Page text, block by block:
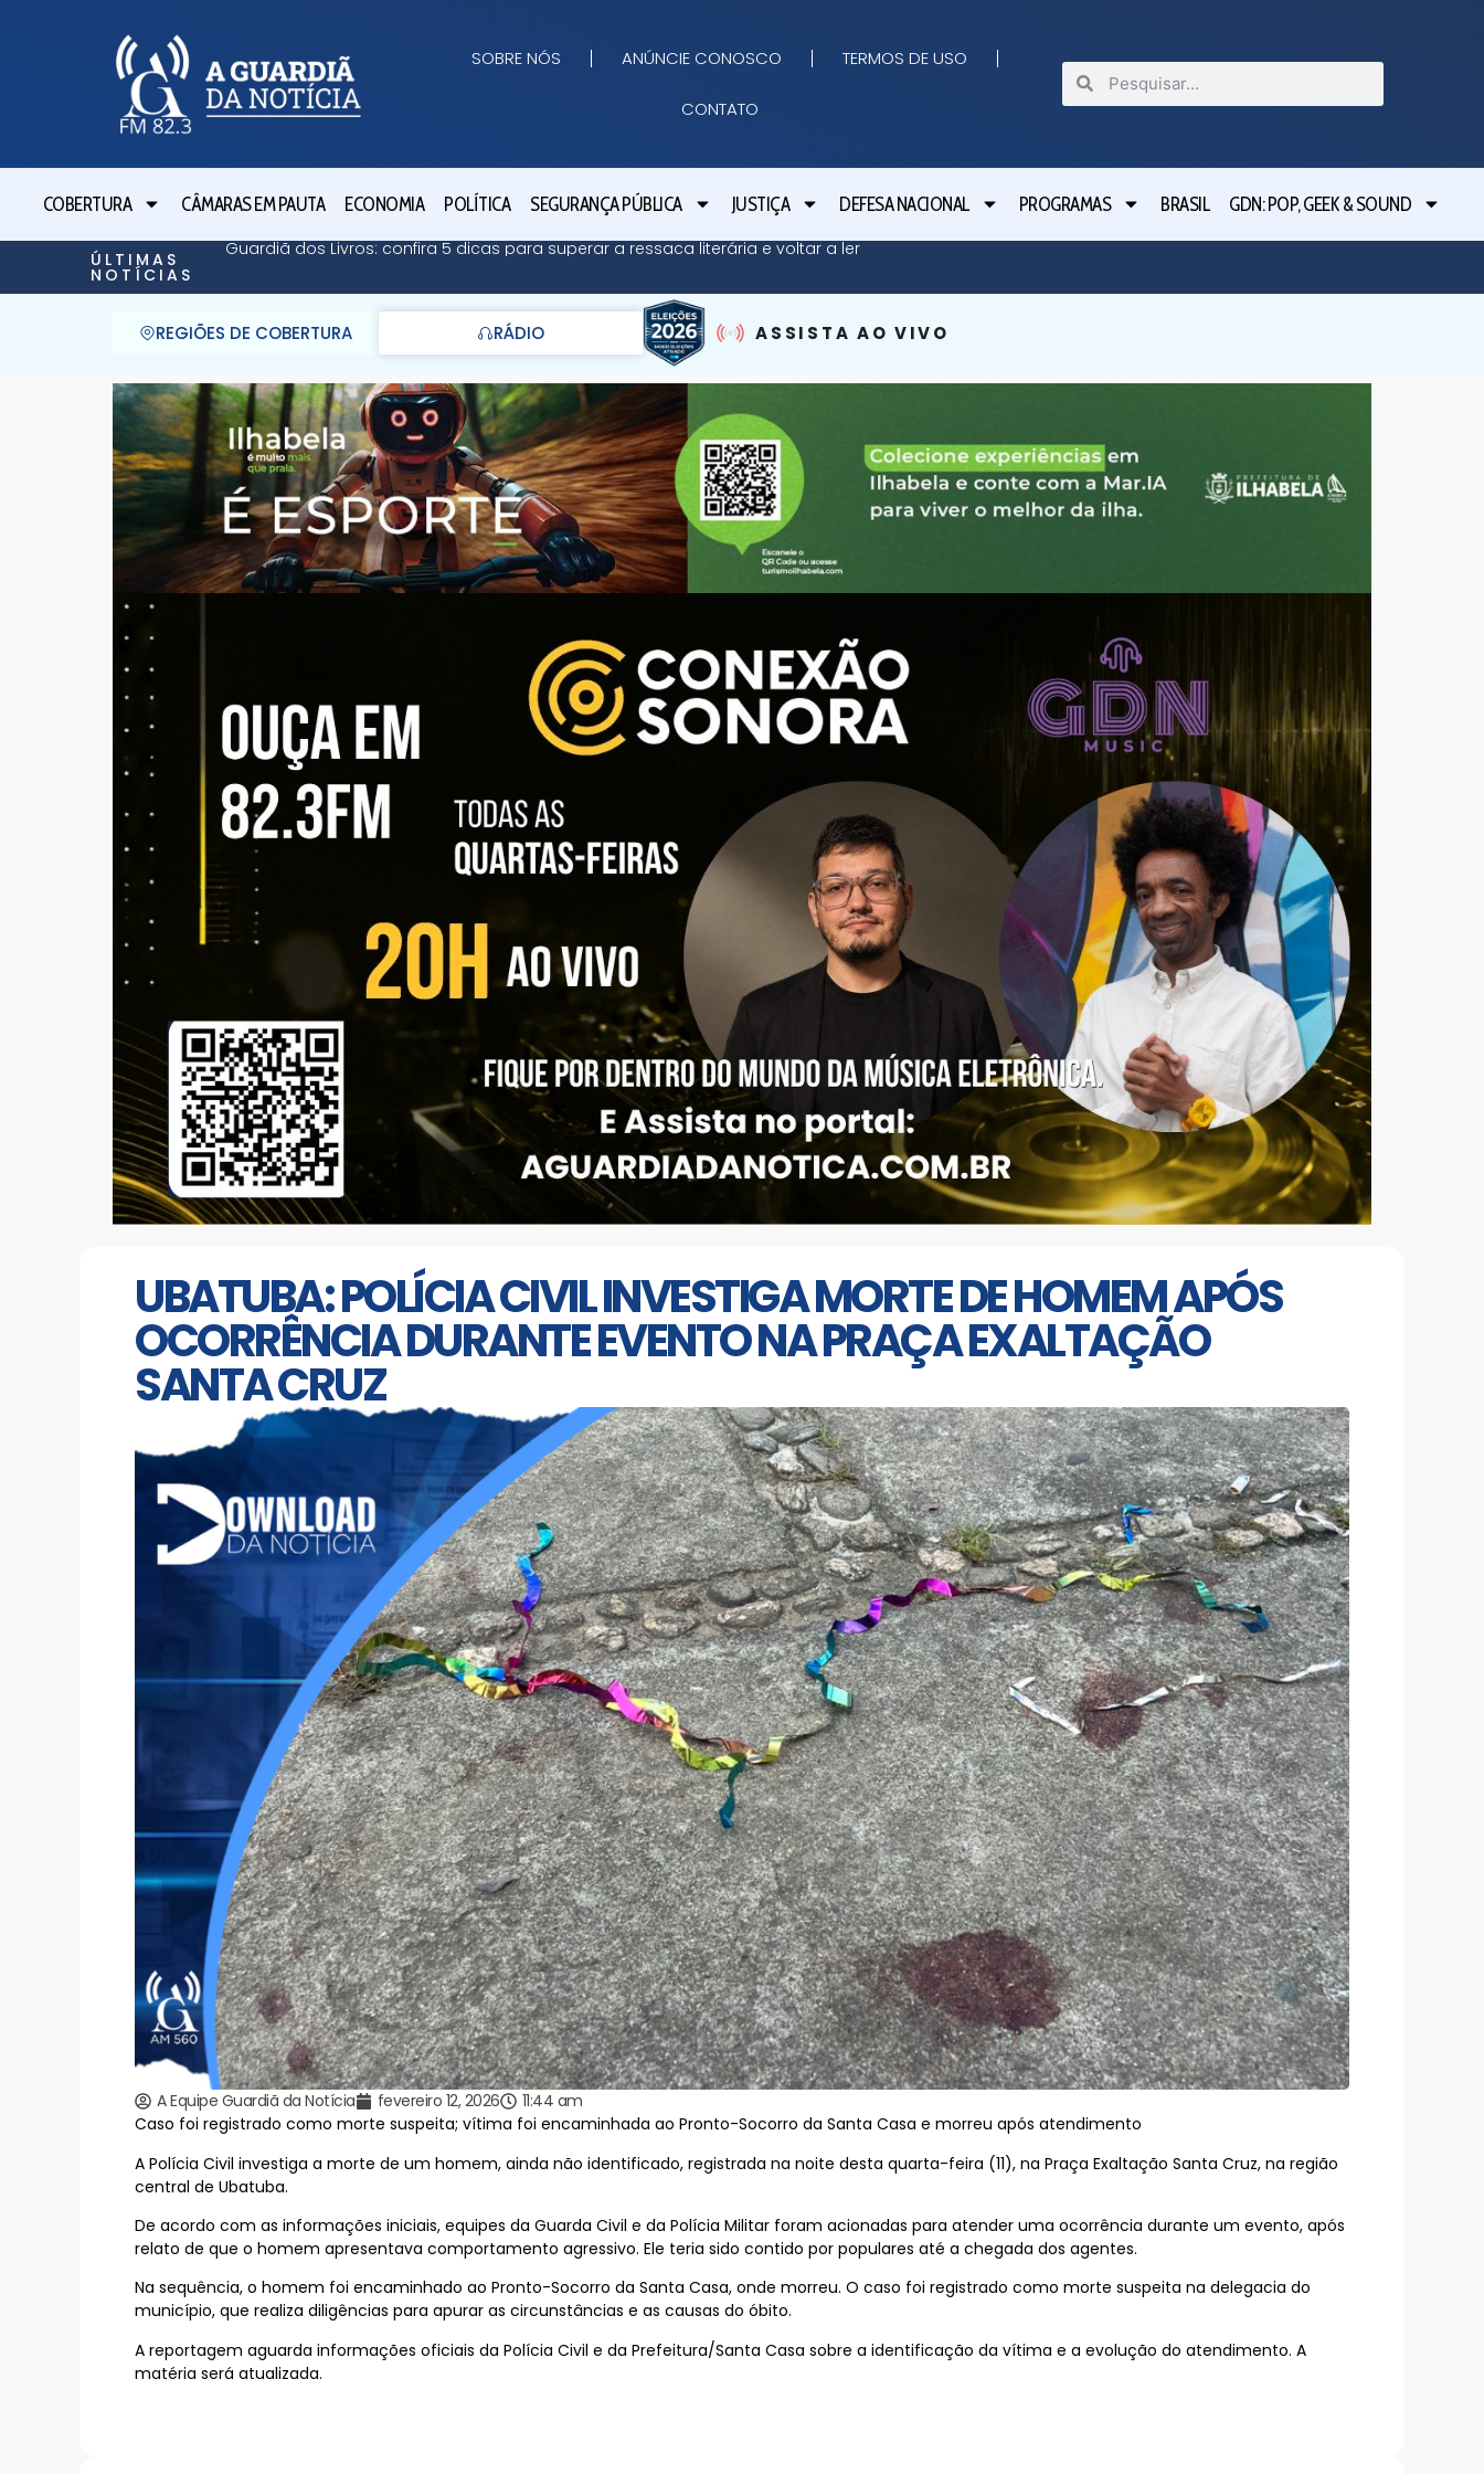
SOBRE NÓS ANÚNCIE CONOSCO TERMOS DE USO
CONTATO
COBERTURA CÂMARAS EM PAUTA ECONOMIA POLÍTICA SEGURANÇA PÚBLICA JUSTIÇA DEFESA NACIONAL PROGRAMAS BRASIL GDN: POP, GEEK & SOUND
ÚLTIMAS
NOTÍCIAS
Guardiã dos Livros: confira 5 dicas para superar a ressaca literária e voltar a ler
REGIÕES DE COBERTURA RÁDIO ASSISTA AO VIVO
UBATUBA: POLÍCIA CIVIL INVESTIGA MORTE DE HOMEM APÓS
OCORRÊNCIA DURANTE EVENTO NA PRAÇA EXALTAÇÃO
SANTA CRUZ
A Equipe Guardiã da Notícia fevereiro 12, 2026
11:44 am
Caso foi registrado como morte suspeita; vítima foi encaminhada ao Pronto-Socorro da Santa Casa e morreu após atendimento
A Polícia Civil investiga a morte de um homem, ainda não identificado, registrada na noite desta quarta-feira (11), na Praça Exaltação Santa Cruz, na região
central de Ubatuba.
De acordo com as informações iniciais, equipes da Guarda Civil e da Polícia Militar foram acionadas para atender uma ocorrência durante um evento, após
relato de que o homem apresentava comportamento agressivo. Ele teria sido contido por populares até a chegada dos agentes.
Na sequência, o homem foi encaminhado ao Pronto-Socorro da Santa Casa, onde morreu. O caso foi registrado como morte suspeita na delegacia do
município, que realiza diligências para apurar as circunstâncias e as causas do óbito.
A reportagem aguarda informações oficiais da Polícia Civil e da Prefeitura/Santa Casa sobre a identificação da vítima e a evolução do atendimento. A
matéria será atualizada.